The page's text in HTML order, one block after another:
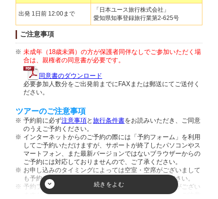
出発 1日前 12:00まで
「日本ユース旅行株式会社」
愛知県知事登録旅行業第2-625号
ご注意事項
未成年（18歳未満）の方が保護者同伴なしでご参加いただく場
合は、親権者の同意書が必要です。
同意書のダウンロード
必要参加人数分をご出発前までにFAXまたは郵送にてご送付く
ださい。
ツアーのご注意事項
予約前に必ず注意事項と旅行条件書をお読みいただき、ご同意
のうえご予約ください。
インターネットからのご予約の際には「予約フォーム」を利用
してご予約いただけますが、サポートが終了したパソコンやス
マートフォン、また最新バージョンではないブラウザーからの
ご予約には対応しておりませんので、ご了承ください。
お申し込みのタイミングによっては空室・空席がございまして
も予約が成立しない場合がございますのでご了承ください。
予約フォーム内の人数欄に幼児のお客様の人数入力枠がござい
ますが、ご入力頂きましてもご人数に反映致しません。ご注意